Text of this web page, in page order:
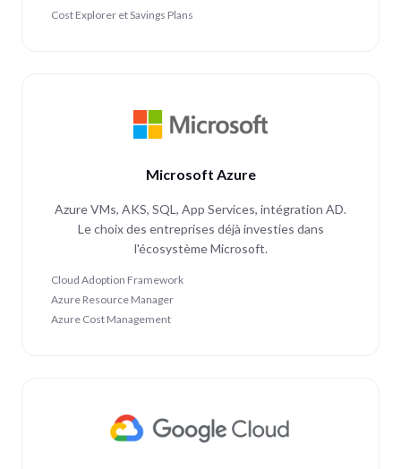
Cost Explorer et Savings Plans
Microsoft Azure
Azure VMs, AKS, SQL, App Services, intégration AD.
Le choix des entreprises déjà investies dans
l'écosystème Microsoft.
Cloud Adoption Framework
Azure Resource Manager
Azure Cost Management